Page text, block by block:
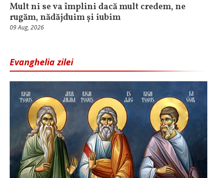
Mult ni se va împlini dacă mult credem, ne
rugăm, nădăjduim și iubim
09 Aug, 2026
Evanghelia zilei